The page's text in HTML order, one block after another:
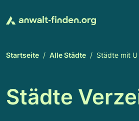
Startseite Alle Städte Städte mit U
Städte